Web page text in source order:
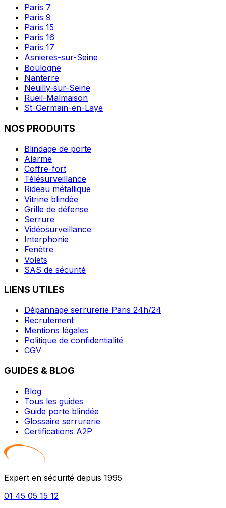
Paris 7
Paris 9
Paris 15
Paris 16
Paris 17
Asnieres-sur-Seine
Boulogne
Nanterre
Neuilly-sur-Seine
Rueil-Malmaison
St-Germain-en-Laye
NOS PRODUITS
Blindage de porte
Alarme
Coffre-fort
Télésurveillance
Rideau métallique
Vitrine blindée
Grille de défense
Serrure
Vidéosurveillance
Interphonie
Fenêtre
Volets
SAS de sécurité
LIENS UTILES
Dépannage serrurerie Paris 24h/24
Recrutement
Mentions légales
Politique de confidentialité
CGV
GUIDES & BLOG
Blog
Tous les guides
Guide porte blindée
Glossaire serrurerie
Certifications A2P
Expert en sécurité depuis 1995
01 45 05 15 12